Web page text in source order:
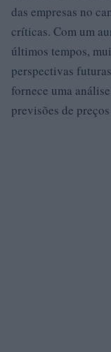
das empresas no
críticas. Com um
últimos tempos,
perspectivas
fornece uma
previsões de